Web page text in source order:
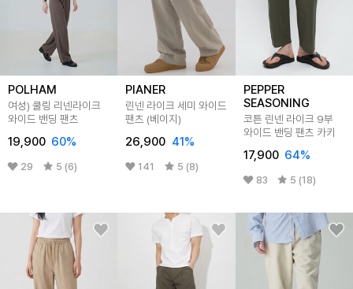
POLHAM
여성) 쿨링 리넨라이크
와이드 밴딩 팬츠
19,900 60%
29 5 (6)
PIANER
린넨 라이크 세미 와이드
팬츠 (베이지)
26,900 41%
141 5 (8)
PEPPER
SEASONING
코튼 린넨 라이크 9부
와이드 밴딩 팬츠 카키
17,900 64%
83 5 (18)